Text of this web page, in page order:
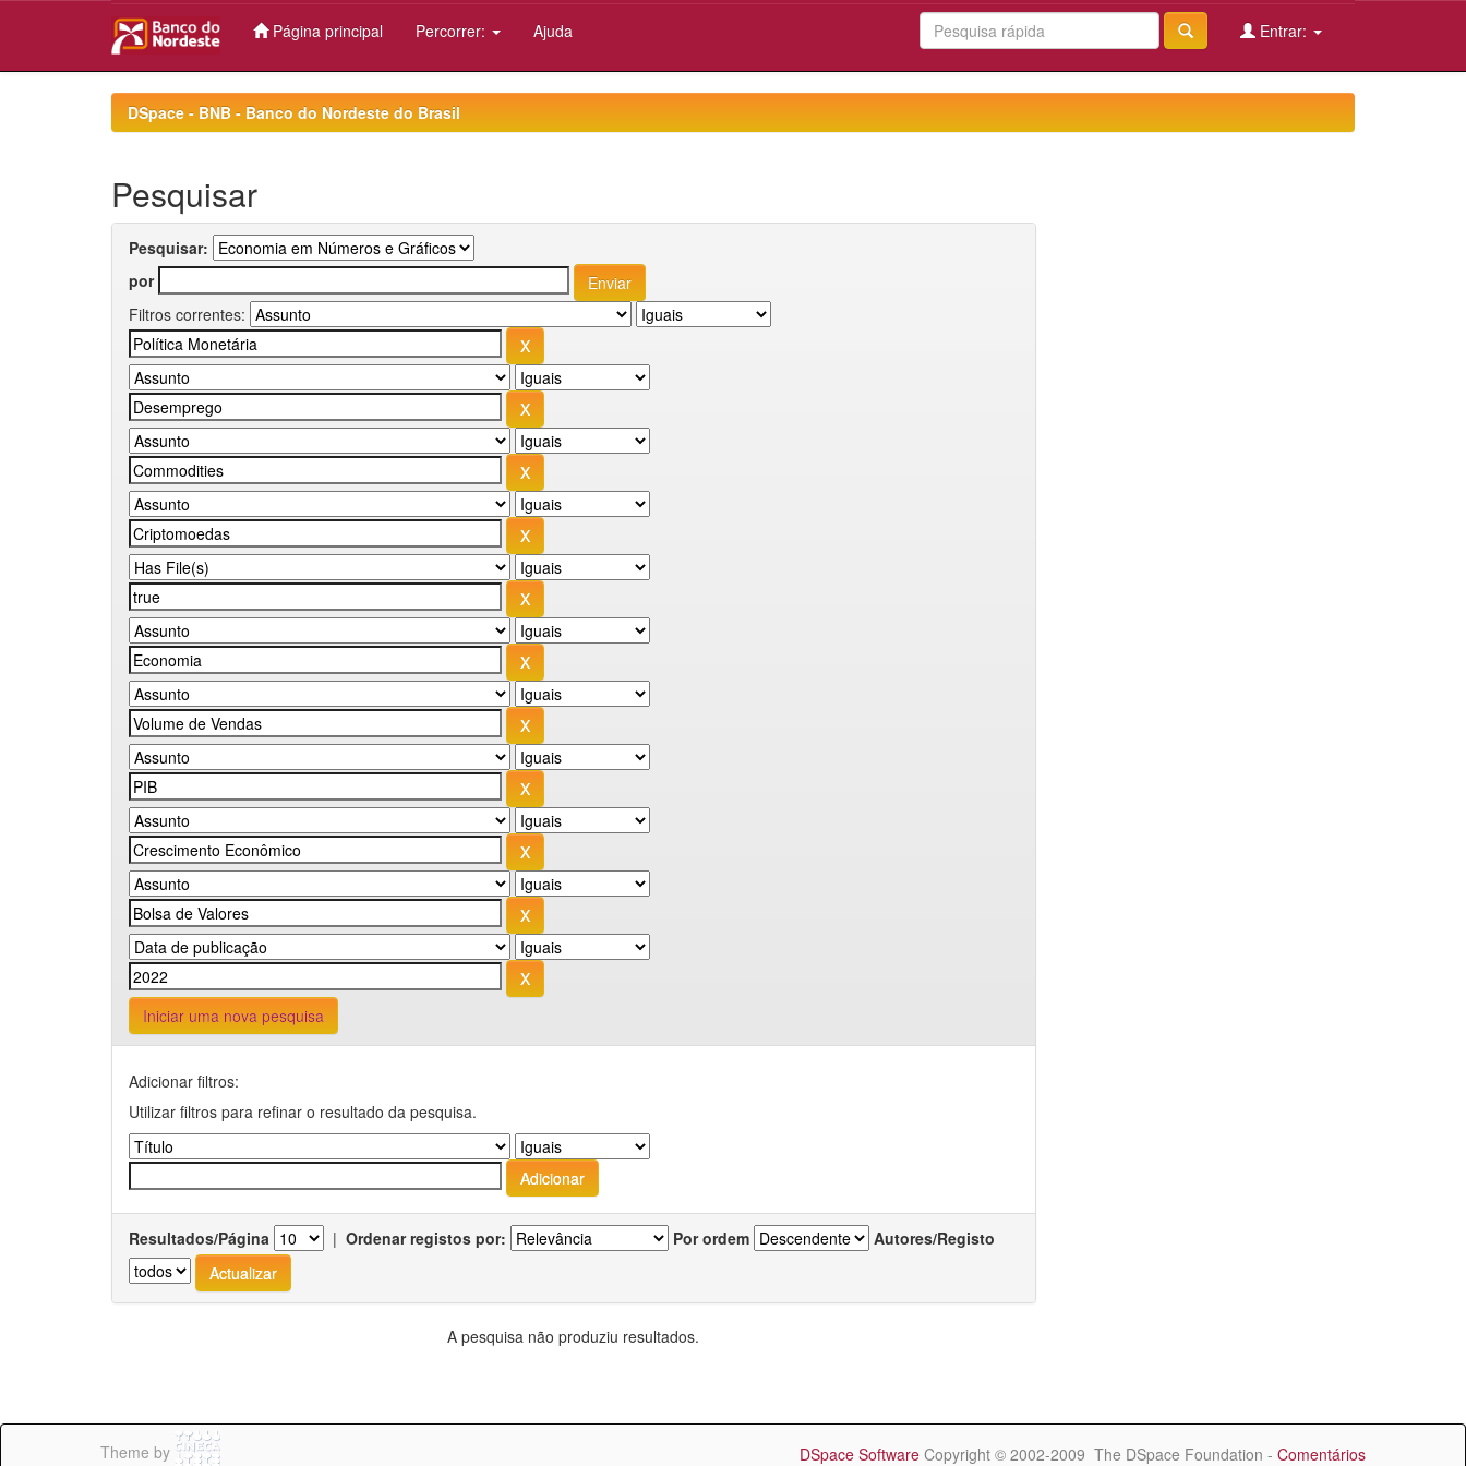
Página principal Percorrer: Ajuda Entrar:
DSpace - BNB - Banco do Nordeste do Brasil
Pesquisar
Pesquisar:
por
Filtros correntes:
Iniciar uma nova pesquisa
Adicionar filtros:
Utilizar filtros para refinar o resultado da pesquisa.
Resultados/Página | Ordenar registos por: Por ordem Autores/Registo
A pesquisa não produziu resultados.
Theme by DSpace Software Copyright © 2002-2009 The DSpace Foundation - Comentários